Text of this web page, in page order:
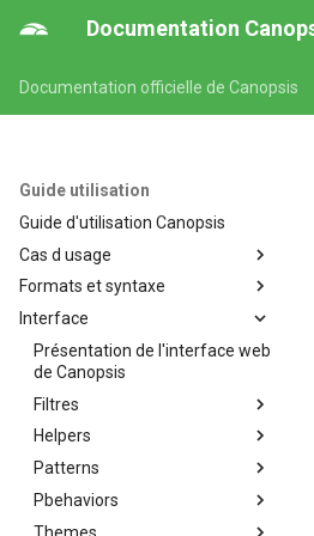
Documentation
Documentation officielle de Canopsis
Guide utilisation
Guide d'utilisation Canopsis
Cas d usage
Cas d'usages fonctionnels
Canopsis
Affichage de consignes
Alarmes et indicateurs
Comportements périodiques
Création de tickets dans Itop à
la récéption d'une alarme
Acquittement vers centreon
L'enrichissement
Formats et syntaxe
Formats et syntaxe propres
aux composants Canopsis
Format des expressions
régulières Canopsis
Format des temps des alarmes
Format de syntaxe des
valuepath
Interface
Présentation de l'interface web
de Canopsis
Filtres
Patterns (ou filtres) dans
Canopsis
Helpers
Helpers Handlebars
disponibles dans l'interface
Canopsis
Patterns
Patterns (ou filtres) dans
Pbehaviors
Les comportements
Themes